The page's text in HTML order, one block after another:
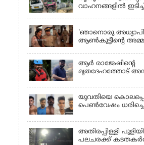
വാഹനങ്ങളില്‍
'ഞാനൊരു
ആണ്‍കുട്ടീന്റെ
കസ്റ്റഡിയിൽ വിട്ട്
ജാമ്യാപേക്ഷ തള്ളി
ആര്‍ രാജേഷിന്റെ
മൃതദേഹത്തോട്
ക്രമീകരണത്തില്‍
വീഴ്ച; മൃതദേഹം
വരെ എത്തിച്ചത്
സംവിധാനം
ആരോപണം
യുവതിയെ
പെൺവേഷം
അതിരപ്പിള്ളി
പലചരക്ക്